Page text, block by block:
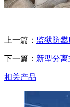
上一篇： 监狱防
下一篇： 新型分
相关产品